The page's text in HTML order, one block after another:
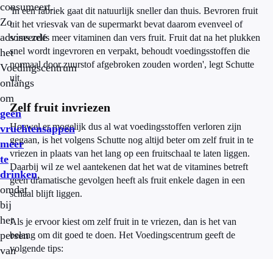
consumeert.
Zo
adviseerde
het
Voedingscentrum
onlangs
om
geen
vruchtensappen
meer
te
drinken,
omdat
bij
het
persen
van
'In een fabriek gaat dit natuurlijk sneller dan thuis. Bevroren fruit
uit het vriesvak van de supermarkt bevat daarom evenveel of
soms zelfs meer vitaminen dan vers fruit. Fruit dat na het plukken
snel wordt ingevroren en verpakt, behoudt voedingsstoffen die
normaal door zuurstof afgebroken zouden worden', legt Schutte
uit.
Zelf fruit invriezen
Hoewel er mogelijk dus al wat voedingsstoffen verloren zijn
gegaan, is het volgens Schutte nog altijd beter om zelf fruit in te
vriezen in plaats van het lang op een fruitschaal te laten liggen.
Daarbij wil ze wel aantekenen dat het wat de vitamines betreft
geen dramatische gevolgen heeft als fruit enkele dagen in een
schaal blijft liggen.
Als je ervoor kiest om zelf fruit in te vriezen, dan is het van
belang om dit goed te doen. Het Voedingscentrum geeft de
volgende tips: